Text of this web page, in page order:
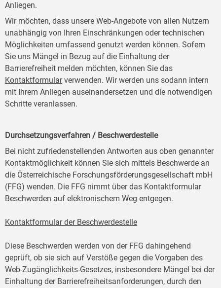
Anliegen.
Wir möchten, dass unsere Web-Angebote von allen Nutzern
unabhängig von Ihren Einschränkungen oder technischen
Möglichkeiten umfassend genutzt werden können. Sofern
Sie uns Mängel in Bezug auf die Einhaltung der
Barrierefreiheit melden möchten, können Sie das
Kontaktformularverwenden. Wir werden uns sodann intern
mit Ihrem Anliegen auseinandersetzen und die notwendigen
Schritte veranlassen.
Durchsetzungsverfahren / Beschwerdestelle
Bei nicht zufriedenstellenden Antworten aus oben genannter
Kontaktmöglichkeit können Sie sich mittels Beschwerde an
die Österreichische Forschungsförderungsgesellschaft mbH
(FFG) wenden. Die FFG nimmt über das Kontaktformular
Beschwerden auf elektronischem Weg entgegen.
Kontaktformular der Beschwerdestelle
Diese Beschwerden werden von der FFG dahingehend
geprüft, ob sie sich auf Verstöße gegen die Vorgaben des
Web-Zugänglichkeits-Gesetzes, insbesondere Mängel bei der
Einhaltung der Barrierefreiheitsanforderungen, durch den